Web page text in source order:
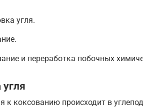
угля.
и переработка побочных
к коксованию происходит в